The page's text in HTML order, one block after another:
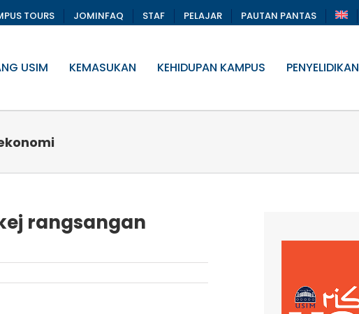
TOURS JOMINFAQ STAF PELAJAR PAUTAN PANTAS
USIM KEMASUKAN KEHIDUPAN KAMPUS PENYELIDIKAN
rangsangan